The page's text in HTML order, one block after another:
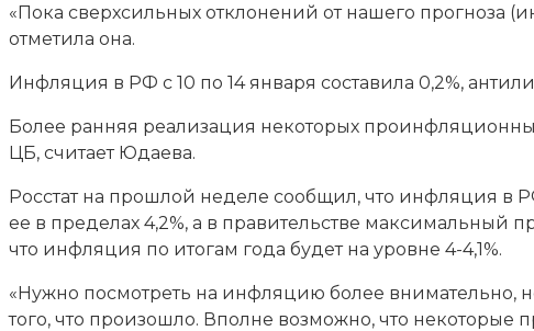
«Пока сверхсильных отклонений от нашего прогноза
отметила она.
Инфляция в РФ с 10 по 14 января составила 0,2%,
Более ранняя реализация некоторых
ЦБ, считает Юдаева.
Росстат на прошлой неделе сообщил, что инфляция в
ее в пределах 4,2%, а в правительстве
что инфляция по итогам года будет на уровне 4-4,1%.
«Нужно посмотреть на инфляцию более внимательно,
того, что произошло. Вполне возможно, что